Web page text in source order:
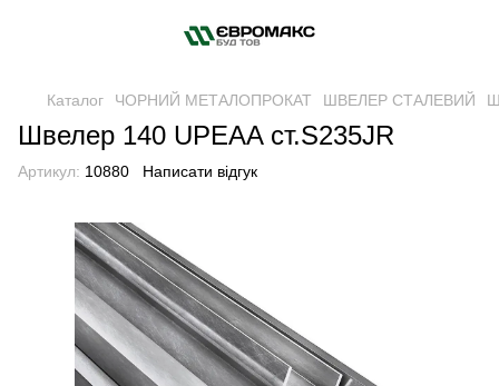
Каталог ЧОРНИЙ МЕТАЛОПРОКАТ ШВЕЛЕР СТАЛЕВИЙ
Швелер 140 UPEAA ст.S235JR
Артикул: 10880 Написати відгук